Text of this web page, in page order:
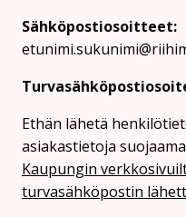
Sähköpostiosoitteet:
Ethän lähetä
asiakastietoja
Kaupungin
turvasähköpostin